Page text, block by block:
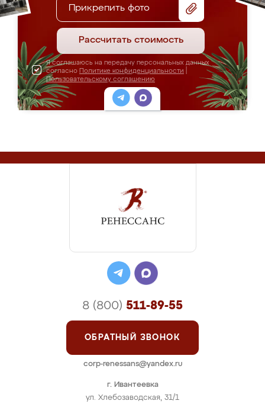
Прикрепить фото
Рассчитать стоимость
Я соглашаюсь на передачу персональных данных
согласно Политике конфиденциальности
Пользовательскому соглашению
г. Ивантеевка
ул. Хлебозаводская, 31/1
8 (800) 511-89-55
ОБРАТНЫЙ ЗВОНОК
corp-renessans@yandex.ru